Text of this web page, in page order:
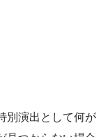
別演出として何が